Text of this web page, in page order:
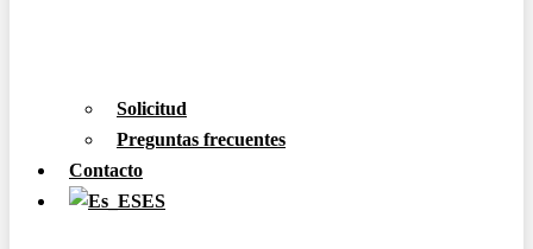
Solicitud
Preguntas frecuentes
Contacto
ES